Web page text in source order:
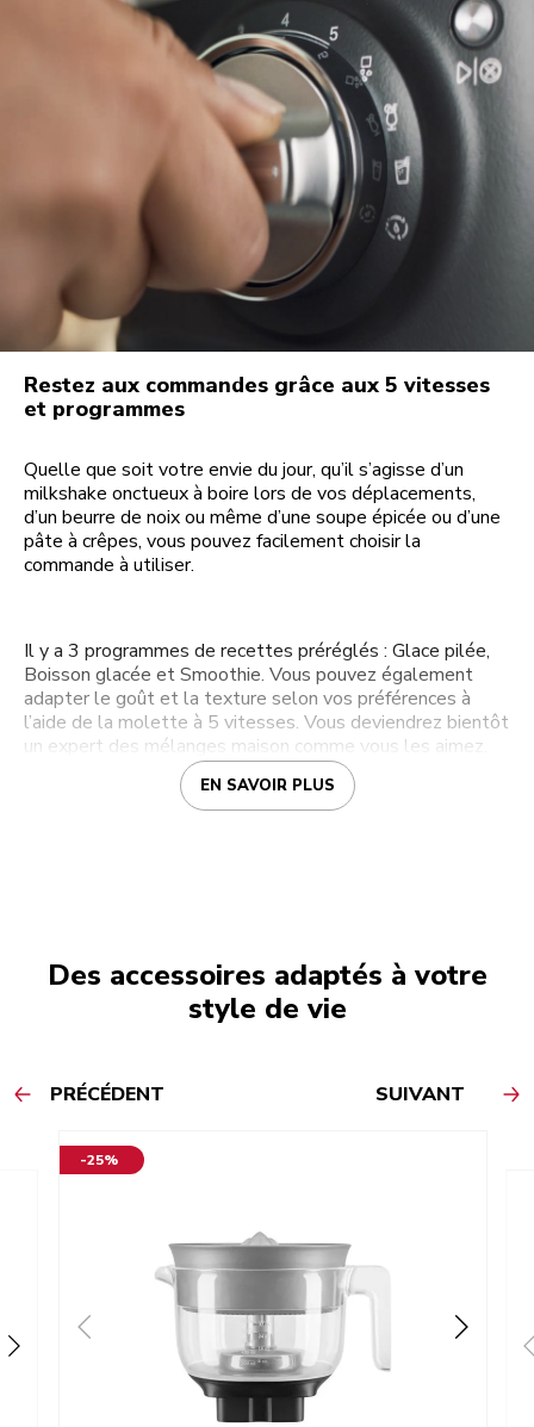
Restez aux commandes grâce aux 5 vitesses
et programmes
Quelle que soit votre envie du jour, qu’il s’agisse d’un
milkshake onctueux à boire lors de vos déplacements,
d’un beurre de noix ou même d’une soupe épicée ou d’une
pâte à crêpes, vous pouvez facilement choisir la
commande à utiliser.
Il y a 3 programmes de recettes préréglés : Glace pilée,
Boisson glacée et Smoothie. Vous pouvez également
adapter le goût et la texture selon vos préférences à
l’aide de la molette à 5 vitesses. Vous deviendrez bientôt
un expert des mélanges maison comme vous les aimez.
EN SAVOIR PLUS
Des accessoires adaptés à votre
style de vie
PRÉCÉDENT SUIVANT
-25%